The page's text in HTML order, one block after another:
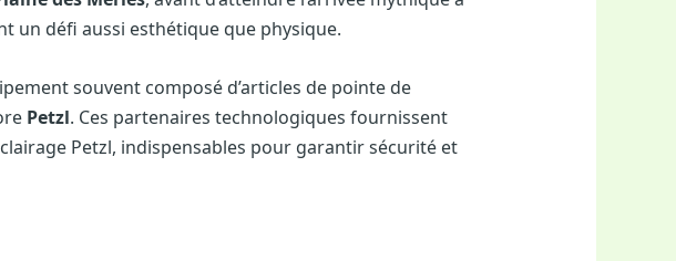
un défi aussi esthétique que physique.
souvent composé d’articles de pointe de
Petzl. Ces partenaires technologiques fournissent
Petzl, indispensables pour garantir sécurité et